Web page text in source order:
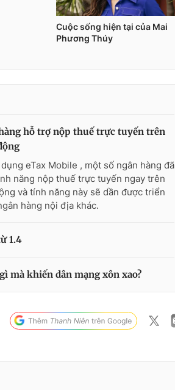
hỗ trợ nộp thuế trực tuyến trên
eTax Mobile , một số ngân hàng đã
năng nộp thuế trực tuyến ngay trên
và tính năng này sẽ dần được triển
hàng nội địa khác.
1.4
mà khiến dân mạng xôn xao?